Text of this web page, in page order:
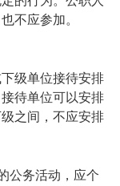
不应参加。
级单位接待安排
待单位可以安排
之间，不应安排
公务活动，应个